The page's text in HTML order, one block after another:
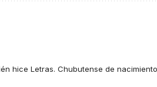
hice Letras. Chubutense de